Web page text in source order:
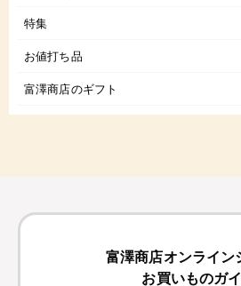
特集
お値打ち品
富澤商店のギフト
富澤商店オンライン
お買いものガ